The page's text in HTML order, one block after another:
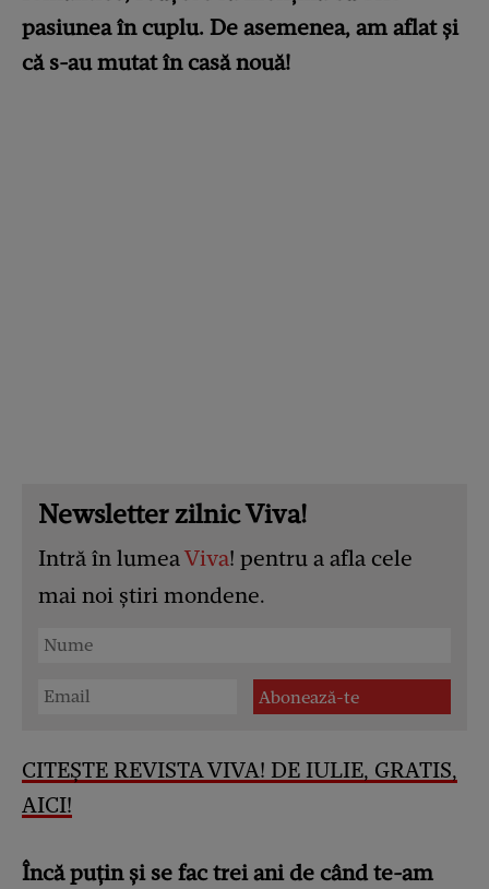
pasiunea în cuplu. De asemenea, am aflat și
că s-au mutat în casă nouă!
Newsletter zilnic Viva!
Intră în lumeaViva! pentru a afla cele
mai noi știri mondene.
CITEȘTE REVISTA VIVA! DE IULIE, GRATIS,
AICI!
Încă puțin și se fac trei ani de când te-am